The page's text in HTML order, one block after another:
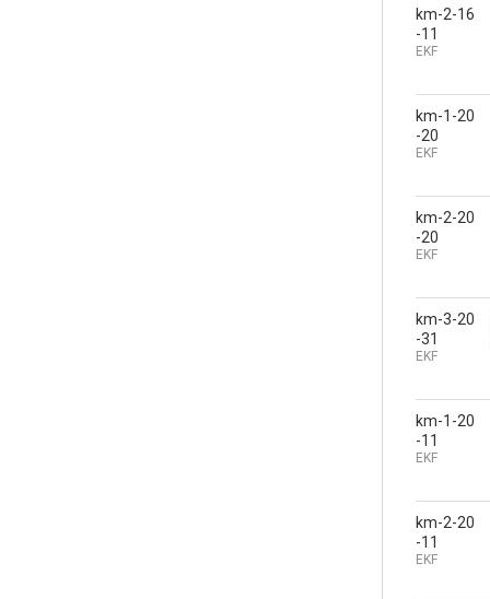
km-2-16
-11
EKF
km-1-20
-20
EKF
km-2-20
-20
EKF
km-3-20
-31
EKF
km-1-20
-11
EKF
km-2-20
-11
EKF